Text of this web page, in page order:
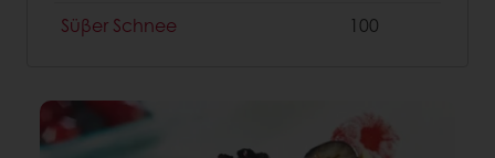
Süβer Schnee
100